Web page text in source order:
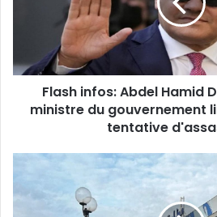
gouvernement
libyen,
survit
tentative
d'assassinat
Flash infos: Abdel Hamid
ministre du gouvernement
tentative
Swagg
"Après